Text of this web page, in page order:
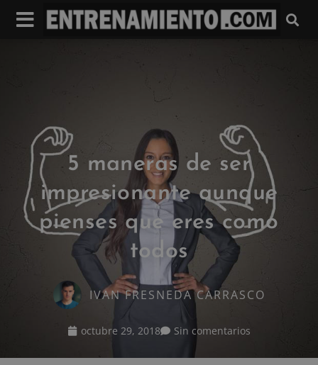
5 maneras de ser
impresionante aunque
pienses que eres como
todos
IVAN FRESNEDA CARRASCO
octubre 29, 2018 Sin comentarios